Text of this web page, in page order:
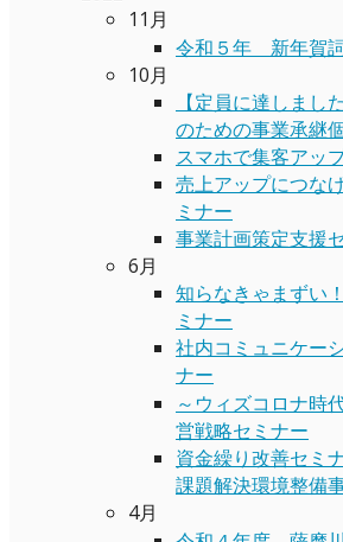
11月
令和５年 新年賀
10月
【定員に達しまし
のための事業承継
スマホで集客アッ
売上アップにつな
ミナー
事業計画策定支援
6月
知らなきゃまずい
ミナー
社内コミュニケー
ナー
～ウィズコロナ
営戦略セミナー
資金繰り改善セミ
課題解決環境整備事
4月